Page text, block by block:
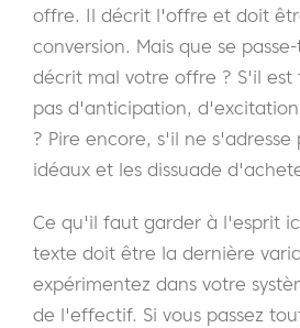
offre. Il décrit l'offre et doit
conversion. Mais que se
décrit mal votre offre ? S'il
pas d'anticipation,
? Pire encore, s'il ne s'adresse
idéaux et les dissuade
Ce qu'il faut garder à l'esprit
texte doit être la dernière
expérimentez dans votre
de l'effectif. Si vous passez